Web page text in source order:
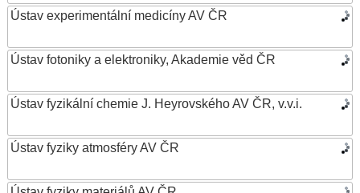
Ústav experimentální medicíny AV ČR
Ústav fotoniky a elektroniky, Akademie věd ČR
Ústav fyzikální chemie J. Heyrovského AV ČR, v.v.i.
Ústav fyziky atmosféry AV ČR